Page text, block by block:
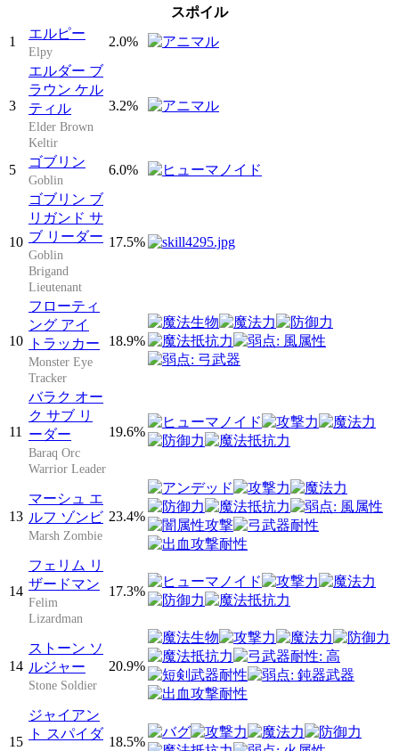
スポイル
1
エルピー
Elpy
2.0%
3
エルダー ブ
ラウン ケル
ティル
Elder Brown
Keltir
3.2%
5
ゴブリン
Goblin
6.0%
10
ゴブリン ブ
リガンド サ
ブ リーダー
Goblin
Brigand
Lieutenant
17.5%
10
フローティ
ング アイ
トラッカー
Monster Eye
Tracker
18.9%
11
バラク オー
ク サブ リ
ーダー
Baraq Orc
Warrior Leader
19.6%
13
マーシュ エ
ルフ ゾンビ
Marsh Zombie
23.4%
14
フェリム リ
ザードマン
Felim
Lizardman
17.3%
14
ストーン ソ
ルジャー
Stone Soldier
20.9%
15
ジャイアン
ト スパイダ
18.5%